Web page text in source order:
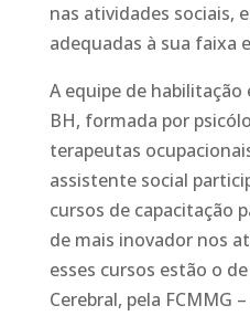
nas atividades sociais,
adequadas à sua faixa
A equipe de habilitação
BH, formada por
terapeutas
assistente social
cursos de capacitação
de mais inovador nos
esses cursos estão o
Cerebral, pela FCMMG